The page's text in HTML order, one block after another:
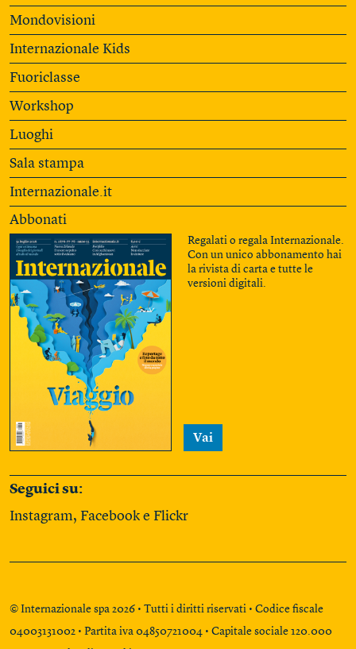
Mondovisioni
Internazionale Kids
Fuoriclasse
Workshop
Luoghi
Sala stampa
Internazionale.it
Abbonati
Regalati o regala Internazionale.
Con un unico abbonamento hai
la rivista di carta e tutte le
versioni digitali.
Vai
Seguici su:
Instagram, Facebook e Flickr
© Internazionale spa 2026 • Tutti i diritti riservati • Codice fiscale
04003131002 • Partita iva 04850721004 • Capitale sociale 120.000